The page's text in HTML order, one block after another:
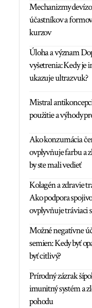
Mechanizmy
účastníkov a
kurzov
Úloha a význam
vyšetrenia: Kedy je
ukazuje ultrazvuk?
Mistral
použitie a výhody
Ako konzumácia
ovplyvňuje farbu a
by ste mali vedieť
Kolagén a zdravie
Ako podpora
ovplyvňuje tráviaci
Možné negatívne
semien: Kedy byť
byť citlivý?
Prírodný zázrak
imunitný systém a
pohodu